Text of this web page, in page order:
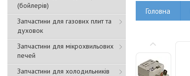
(бойлерів)
Запчастини для газових плит та
духовок
Запчастини для мікрохвильових
печей
Запчастини для холодильників
Головна